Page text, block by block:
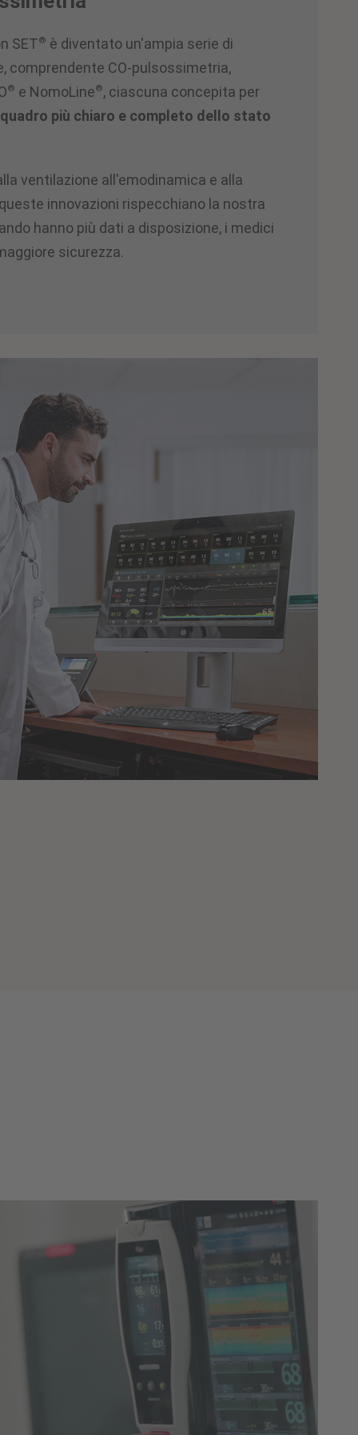
SET® è diventato un'ampia serie di
comprendente CO-pulsossimetria,
® e NomoLine®, ciascuna concepita per
più chiaro e completo dello stato
ventilazione all'emodinamica e alla
innovazioni rispecchiano la nostra
hanno più dati a disposizione, i medici
sicurezza.